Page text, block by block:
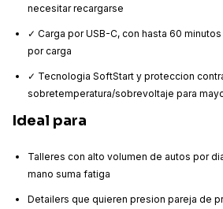
necesitar recargarse
✓ Carga por USB-C, con hasta 60
por carga
✓ Tecnologia SoftStart y proteccion
sobretemperatura/sobrevoltaje para
Ideal para
Talleres con alto volumen de autos por
mano suma fatiga
Detailers que quieren presion pareja de